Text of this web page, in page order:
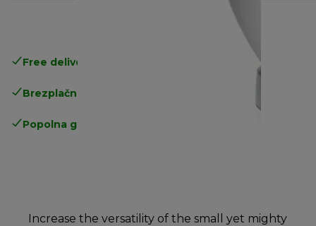
Free delivery in 1-3 days
Brezplačna vračila
Popolna garancija proizvajalca
Increase the versatility of the small yet mighty